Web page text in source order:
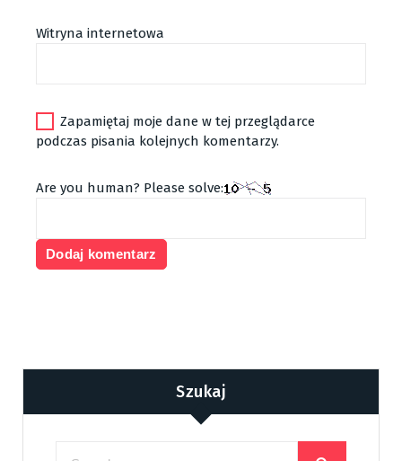
Witryna internetowa
Zapamiętaj moje dane w tej przeglądarce
podczas pisania kolejnych komentarzy.
Are you human? Please solve:
Szukaj